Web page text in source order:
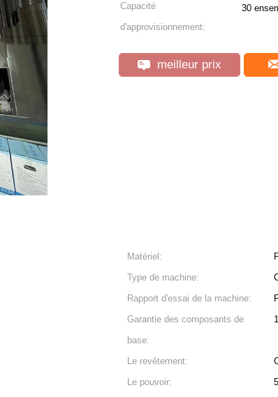
Capacité
d'approvisionnement:
meilleur prix
Matériel:
Type de machine:
Rapport d'essai de la machine:
Garantie des composants de
base:
Le revêtement:
Le pouvoir: